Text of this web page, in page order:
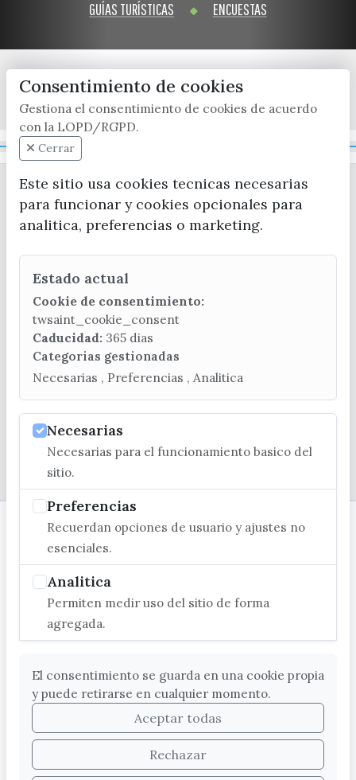
GUÍAS TURÍSTICAS ENCUESTAS
x / twitter facebook youtube instagram
CONTACTA CON LA OFICINA DE TURISMO
(+34) 952 541 104
turismo@velezmalaga.es
C/ Poniente, 2. CP 29740 - Torre del Mar
Consentimiento de cookies
Gestiona el consentimiento de cookies de acuerdo
con la LOPD/RGPD.
Cerrar
Este sitio usa cookies tecnicas necesarias
para funcionar y cookies opcionales para
analitica, preferencias o marketing.
Estado actual
Cookie de consentimiento:
twsaint_cookie_consent
Caducidad: 365 dias
Categorias gestionadas
Necesarias , Preferencias , Analitica
Necesarias
Necesarias para el funcionamiento basico del
sitio.
Preferencias
Recuerdan opciones de usuario y ajustes no
esenciales.
Analitica
Permiten medir uso del sitio de forma
agregada.
El consentimiento se guarda en una cookie propia
y puede retirarse en cualquier momento.
Aceptar todas
Rechazar